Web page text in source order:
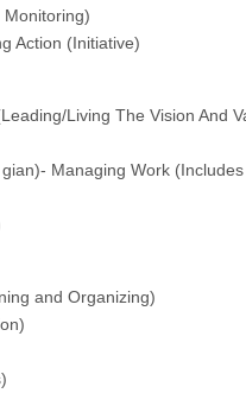
Action (Initiative)
Living The Vision And
Managing Work
and Organizing)